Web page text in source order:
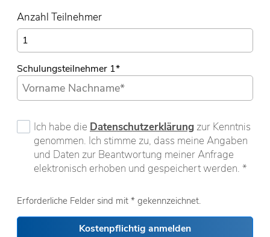
Anzahl Teilnehmer
Schulungsteilnehmer 1*
Ich habe die Datenschutzerklärungzur Kenntnis
genommen. Ich stimme zu, dass meine Angaben
und Daten zur Beantwortung meiner Anfrage
elektronisch erhoben und gespeichert werden. *
Erforderliche Felder sind mit * gekennzeichnet.
Kostenpflichtig anmelden